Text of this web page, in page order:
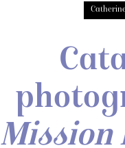
Mission